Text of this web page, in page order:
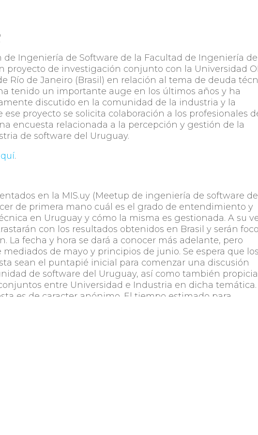
Ingeniería de Software de la Facultad de Ingeniería
proyecto de investigación conjunto con la Universidad
Río de Janeiro (Brasil) en relación al tema de deuda
tenido un importante auge en los últimos años y ha
discutido en la comunidad de la industria y la
ese proyecto se solicita colaboración a los profesionales
encuesta relacionada a la percepción y gestión de la
de software del Uruguay.
.
en la MIS.uy (Meetup de ingeniería de software del
de primera mano cuál es el grado de entendimiento y
en Uruguay y cómo la misma es gestionada. A su
con los resultados obtenidos en Brasil y serán foco
La fecha y hora se dará a conocer más adelante, pero
de mayo y principios de junio. Se espera que los
sean el puntapié inicial para comenzar una discusión
de software del Uruguay, así como también
entre Universidad e Industria en dicha temática.
es de caracter anónimo. El tiempo estimado para